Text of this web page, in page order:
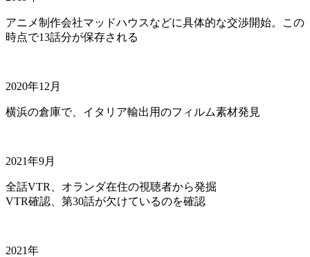
アニメ制作会社マッドハウスなどに具体的な交渉開始。この
時点で13話分が保存される
2020年12月
横浜の倉庫で、イタリア輸出用のフィルム素材発見
2021年9月
全話VTR、オランダ在住の視聴者から発掘
VTR確認、第30話が欠けているのを確認
2021年